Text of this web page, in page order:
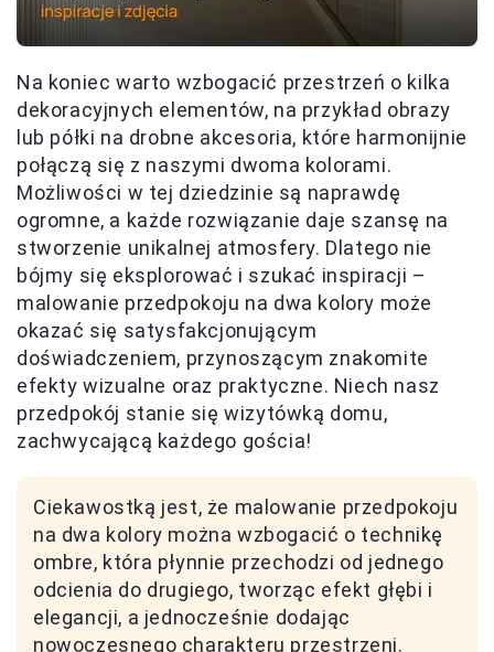
Na koniec warto wzbogacić przestrzeń o kilka
dekoracyjnych elementów, na przykład obrazy
lub półki na drobne akcesoria, które harmonijnie
połączą się z naszymi dwoma kolorami.
Możliwości w tej dziedzinie są naprawdę
ogromne, a każde rozwiązanie daje szansę na
stworzenie unikalnej atmosfery. Dlatego nie
bójmy się eksplorować i szukać inspiracji –
malowanie przedpokoju na dwa kolory może
okazać się satysfakcjonującym
doświadczeniem, przynoszącym znakomite
efekty wizualne oraz praktyczne. Niech nasz
przedpokój stanie się wizytówką domu,
zachwycającą każdego gościa!
Ciekawostką jest, że malowanie przedpokoju
na dwa kolory można wzbogacić o technikę
ombre, która płynnie przechodzi od jednego
odcienia do drugiego, tworząc efekt głębi i
elegancji, a jednocześnie dodając
nowoczesnego charakteru przestrzeni.